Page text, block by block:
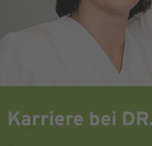
Karriere bei